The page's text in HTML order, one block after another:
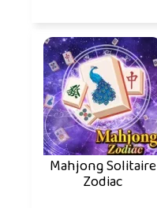
Mahjong Solitaire
Zodiac